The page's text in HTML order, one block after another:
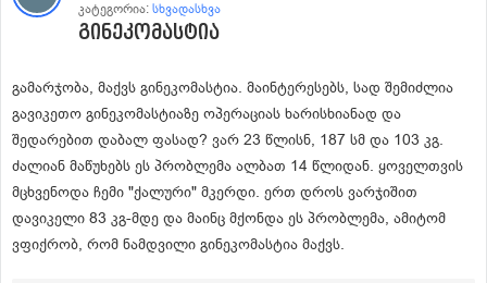
კატეგორია: სხვადასხვა
გინეკომასტია
გამარჯობა, მაქვს გინეკომასტია. მაინტერესებს, სად შემიძლია
გავიკეთო გინეკომასტიაზე ოპერაციას ხარისხიანად და
შედარებით დაბალ ფასად? ვარ 23 წლისნ, 187 სმ და 103 კგ.
ძალიან მაწუხებს ეს პრობლემა ალბათ 14 წლიდან. ყოველთვის
მცხვენოდა ჩემი "ქალური" მკერდი. ერთ დროს ვარჯიშით
დავიკელი 83 კგ-მდე და მაინც მქონდა ეს პრობლემა, ამიტომ
ვფიქრობ, რომ ნამდვილი გინეკომასტია მაქვს.